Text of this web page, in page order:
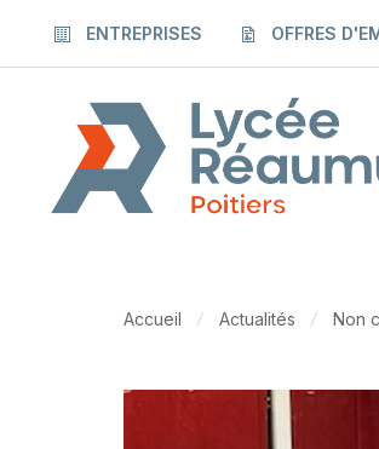
ENTREPRISES OFFRES
Accueil Actualités Non